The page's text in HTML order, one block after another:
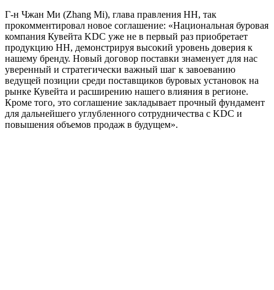
Г-н Чжан Ми (Zhang Mi), глава правления НН, так
прокомментировал новое соглашение: «Национальная буровая
компания Кувейта KDC уже не в первый раз приобретает
продукцию НН, демонстрируя высокий уровень доверия к
нашему бренду. Новый договор поставки знаменует для нас
уверенный и стратегически важный шаг к завоеванию
ведущей позиции среди поставщиков буровых установок на
рынке Кувейта и расширению нашего влияния в регионе.
Кроме того, это соглашение закладывает прочный фундамент
для дальнейшего углубленного сотрудничества с KDC и
повышения объемов продаж в будущем».